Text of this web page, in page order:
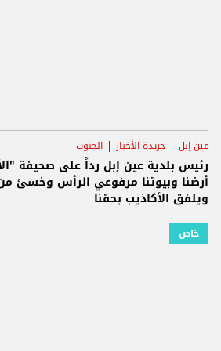
عين إبل جريدة الأخبار الجنوب
رئيس بلدية عين إبل رداً
أرضنا وبيوتنا مرفوعي الرأس وخسئ من
ويلفق الأكاذيب بحقنا
خاص